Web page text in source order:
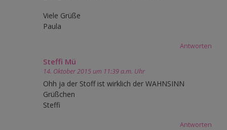
Viele Grüße
Paula
Antworten
Steffi Mü
14. Oktober 2015 um 11:39 a.m. Uhr
Ohh ja der Stoff ist wirklich der WAHNSINN
Grüßchen
Steffi
Antworten